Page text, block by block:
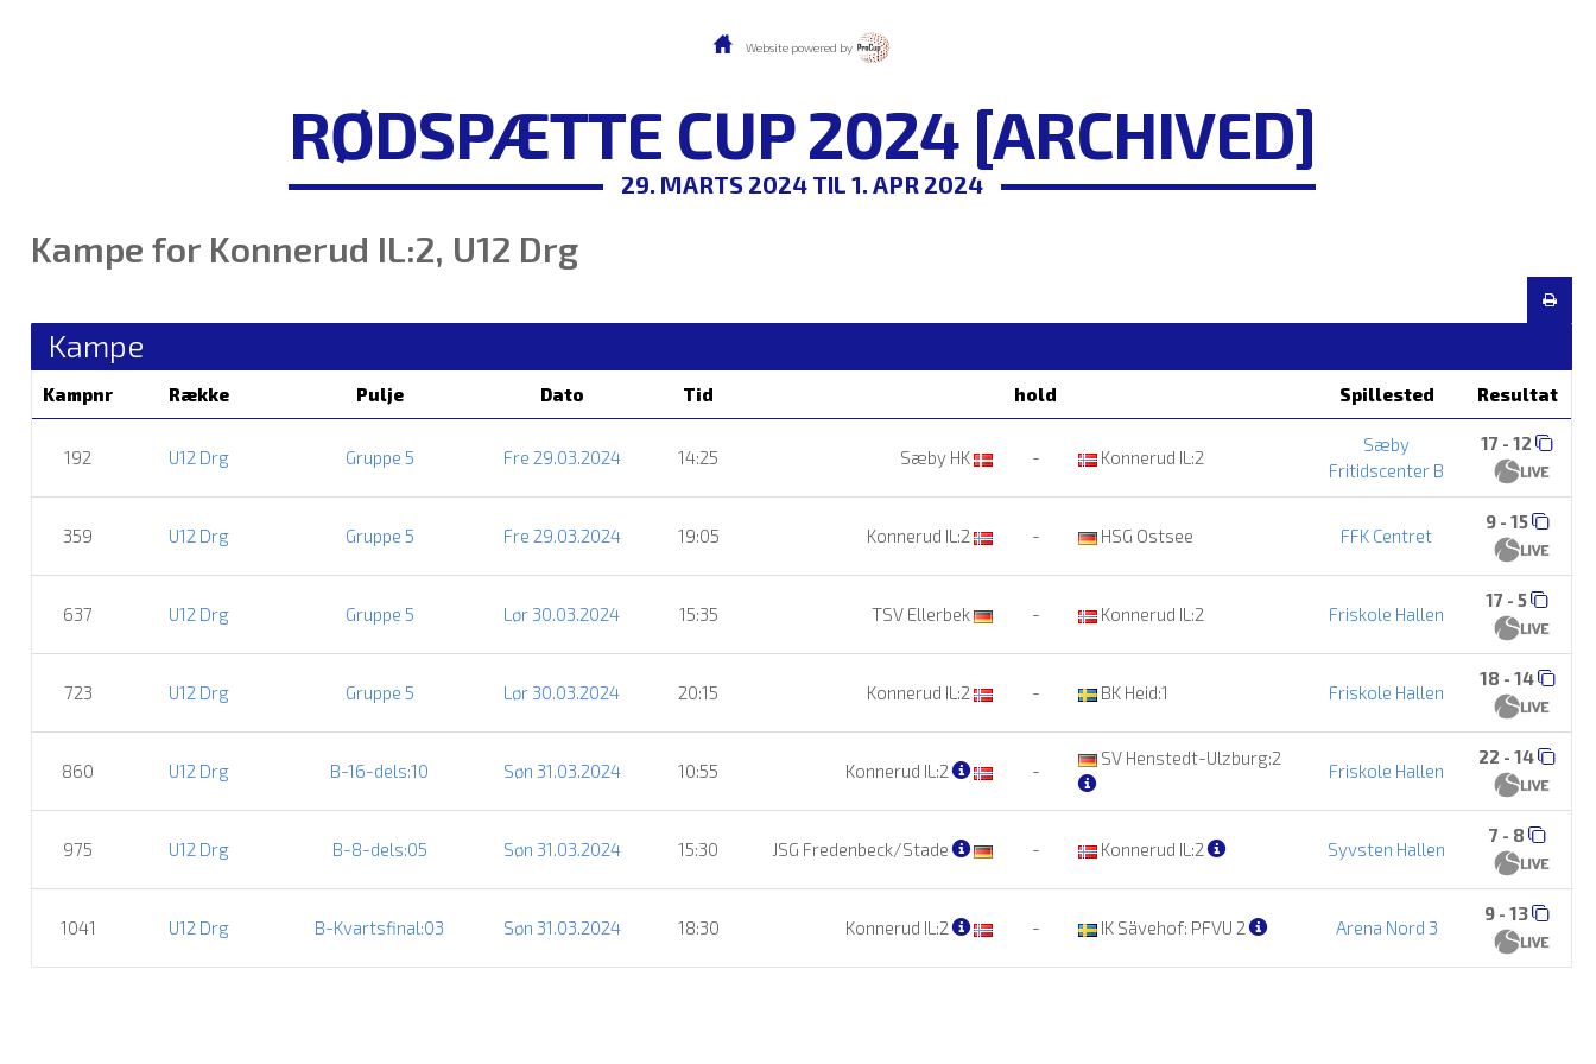
Website powered by
RØDSPÆTTE CUP 2024 [ARCHIVED]
29. MARTS 2024 TIL 1. APR 2024
Kampe for Konnerud IL:2, U12 Drg
Kampe
Kampnr Række Pulje Dato Tid hold Spillested Resultat
192 U12 Drg Gruppe 5 Fre 29.03.2024 14:25 Sæby HK - Konnerud IL:2
Sæby
Fritidscenter B
17 - 12
359 U12 Drg Gruppe 5 Fre 29.03.2024 19:05 Konnerud IL:2 - HSG Ostsee FFK Centret
9 - 15
637 U12 Drg Gruppe 5 Lør 30.03.2024 15:35 TSV Ellerbek - Konnerud IL:2 Friskole Hallen
17 - 5
723 U12 Drg Gruppe 5 Lør 30.03.2024 20:15 Konnerud IL:2 - BK Heid:1 Friskole Hallen
18 - 14
860 U12 Drg B-16-dels:10 Søn 31.03.2024 10:55 Konnerud IL:2 -
SV Henstedt-Ulzburg:2
Friskole Hallen
22 - 14
975 U12 Drg B-8-dels:05 Søn 31.03.2024 15:30 JSG Fredenbeck/Stade - Konnerud IL:2 Syvsten Hallen
7 - 8
1041 U12 Drg B-Kvartsfinal:03 Søn 31.03.2024 18:30 Konnerud IL:2 - IK Sävehof: PFVU 2 Arena Nord 3
9 - 13